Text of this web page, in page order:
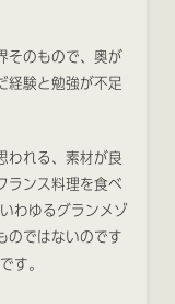
そのもので、奥が
経験と勉強が不足
われる、素材が良
ランス料理を食べ
わゆるグランメゾ
のではないのです
す。